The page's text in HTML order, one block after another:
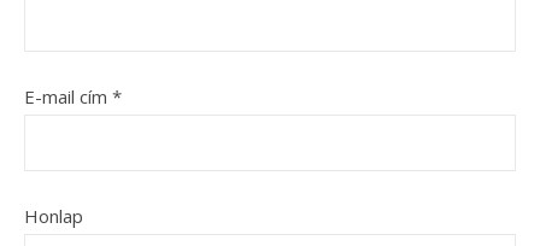
E-mail cím *
Honlap